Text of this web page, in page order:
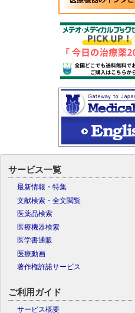
サービス一覧
最新情報・特集
文献検索・全文閲覧
医薬品検索
医療機器検索
医学書通販
医療動画
著作権許諾サービス
ご利用ガイド
サービス概要